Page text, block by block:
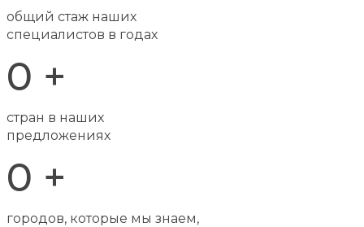
общий стаж наших
специалистов в годах
0 +
стран в наших
предложениях
0 +
городов, которые мы знаем,